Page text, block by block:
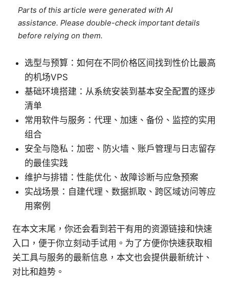
Parts of this article were generated with AI
assistance. Please double-check important details
before relying on them.
选型与预算：如何在不同价格区间找到性价比最高
的机场VPS
基础环境搭建：从系统安装到基本安全配置的逐步
清单
常用软件与服务：代理、加速、备份、监控的实用
组合
安全与隐私：加密、防火墙、账户管理与日志留存
的最佳实践
维护与排错：性能优化、故障诊断与应急预案
实战场景：自建代理、数据抓取、跨区域访问等应
用案例
在本文末尾，你还会看到若干有用的资源链接和快速
入口，便于你立刻动手试用。为了方便你快速获取相
关工具与服务的最新信息，本文也会提供最新统计、
对比和趋势。